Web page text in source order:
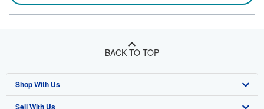
BACK TO TOP
Shop With Us
Advanced Search
Sell With Us